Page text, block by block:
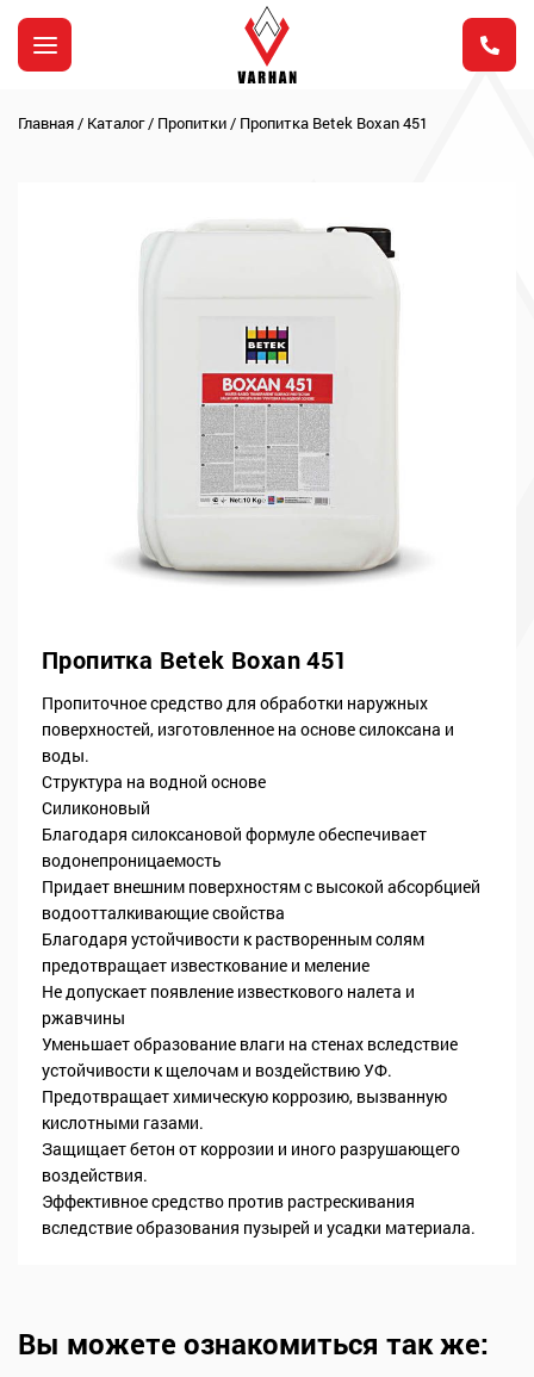
Главная/ Каталог/ Пропитки/ Пропитка Betek Boxan 451
Пропитка Betek Boxan 451
Пропиточное средство для обработки наружных
поверхностей, изготовленное на основе силоксана и
воды.
Структура на водной основе
Силиконовый
Благодаря силоксановой формуле обеспечивает
водонепроницаемость
Придает внешним поверхностям с высокой абсорбцией
водоотталкивающие свойства
Благодаря устойчивости к растворенным солям
предотвращает известкование и меление
Не допускает появление известкового налета и
ржавчины
Уменьшает образование влаги на стенах вследствие
устойчивости к щелочам и воздействию УФ.
Предотвращает химическую коррозию, вызванную
кислотными газами.
Защищает бетон от коррозии и иного разрушающего
воздействия.
Эффективное средство против растрескивания
вследствие образования пузырей и усадки материала.
Вы можете ознакомиться так же: